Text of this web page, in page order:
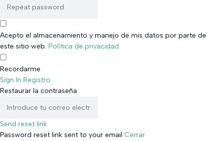
Acepto el almacenamiento y manejo de mis datos por parte de
este sitio web. Política de privacidad
Recordarme
Sign In Registro
Restaurar la contraseña
Send reset link
Password reset link sent to your email Cerrar